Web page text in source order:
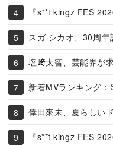
『s**t kingz FES
スガ シカオ、30周
塩﨑太智、芸能界が
新着MVランキング：
倖田來未、夏らしい
『s**t kingz FES